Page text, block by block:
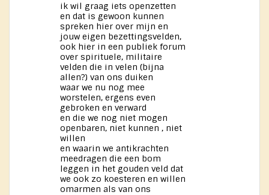
ik wil graag iets openzetten
en dat is gewoon kunnen
spreken hier over mijn en
jouw eigen bezettingsvelden,
ook hier in een publiek forum
over spirituele, militaire
velden die in velen (bijna
allen?) van ons duiken
waar we nu nog mee
worstelen, ergens even
gebroken en verward
en die we nog niet mogen
openbaren, niet kunnen , niet
willen
en waarin we antikrachten
meedragen die een bom
leggen in het gouden veld dat
we ook zo koesteren en willen
omarmen als van ons